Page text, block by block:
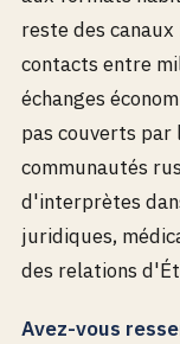
reste des
contacts entre
échanges
pas couverts par
communautés
d'interprètes
juridiques,
des relations
Avez-vous